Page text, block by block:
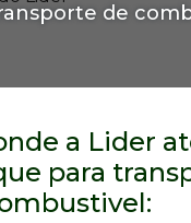
de
a Lider
para